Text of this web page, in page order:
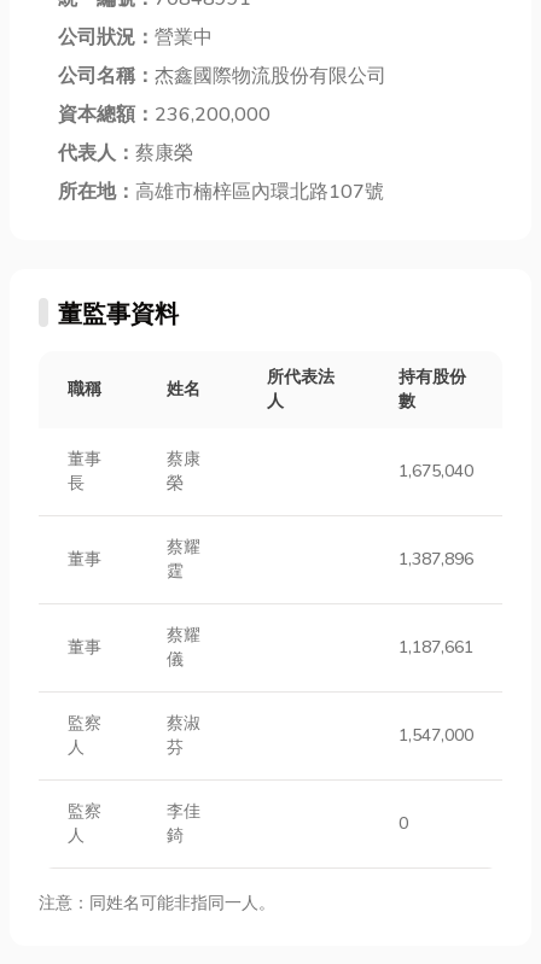
公司狀況： 營業中
公司名稱： 杰鑫國際物流股份有限公司
資本總額： 236,200,000
代表人： 蔡康榮
所在地： 高雄市楠梓區內環北路107號
董監事資料
職稱 姓名
所代表法
人
持有股份
數
董事
長
蔡康
榮
1,675,040
董事
蔡耀
霆
1,387,896
董事
蔡耀
儀
1,187,661
監察
人
蔡淑
芬
1,547,000
監察
人
李佳
錡
0
注意：同姓名可能非指同一人。